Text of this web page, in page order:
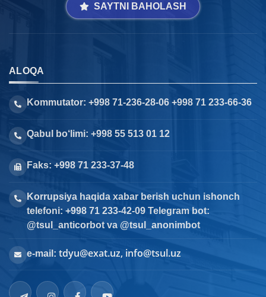
SAYTNI BAHOLASH
ALOQA
Kommutator: +998 71-236-28-06 +998 71 233-66-36
Qabul bo‘limi: +998 55 513 01 12
Faks: +998 71 233-37-48
Korrupsiya haqida xabar berish uchun ishonch
telefoni: +998 71 233-42-09 Telegram bot:
@tsul_anticorbot va @tsul_anonimbot
e-mail: tdyu@exat.uz, info@tsul.uz